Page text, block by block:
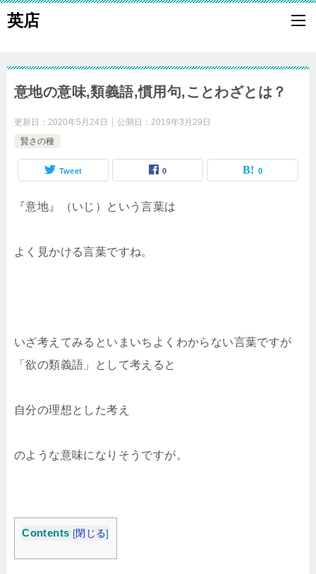
英店
意地の意味,類義語,慣用句,ことわざとは？
更新日： 2020年5月24日 公開日： 2019年3月29日
賢さの種
Tweet 0 0
『意地』（いじ）という言葉は
よく見かける言葉ですね。
いざ考えてみるといまいちよくわからない言葉ですが
「欲の類義語」として考えると
自分の理想とした考え
のような意味になりそうですが。
Contents [閉じる]